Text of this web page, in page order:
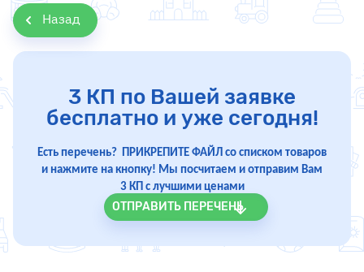
Назад
3 КП по Вашей заявке
бесплатно и уже сегодня!
Есть перечень? ПРИКРЕПИТЕ ФАЙЛ со списком товаров
и нажмите на кнопку! Мы посчитаем и отправим Вам
3 КП с лучшими ценами
ОТПРАВИТЬ ПЕРЕЧЕНЬ